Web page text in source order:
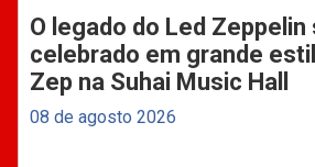
O legado do Led Zeppelin
celebrado em grande
Zep na Suhai Music Hall
08 de agosto 2026